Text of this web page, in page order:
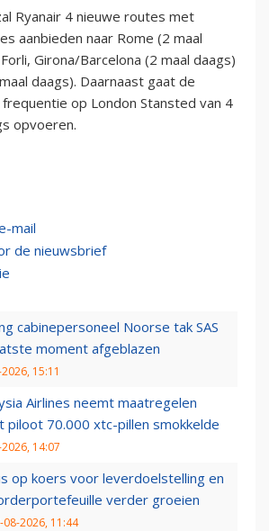
Ryanair 4 nieuwe routes met
aanbieden naar Rome (2 maal
Girona/Barcelona (2 maal daags)
daags). Daarnaast gaat de
op London Stansted van 4
opvoeren.
mail
de nieuwsbrief
cabinepersoneel Noorse tak SAS
moment afgeblazen
15:11
Airlines neemt maatregelen
piloot 70.000 xtc-pillen smokkelde
14:07
op koers voor leverdoelstelling en
verder groeien
08-2026, 11:44